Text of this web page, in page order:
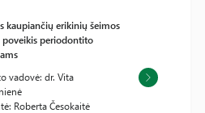
kaupiančių erikinių šeimos
poveikis periodontito
vadovė: dr. Vita
Roberta Česokaitė